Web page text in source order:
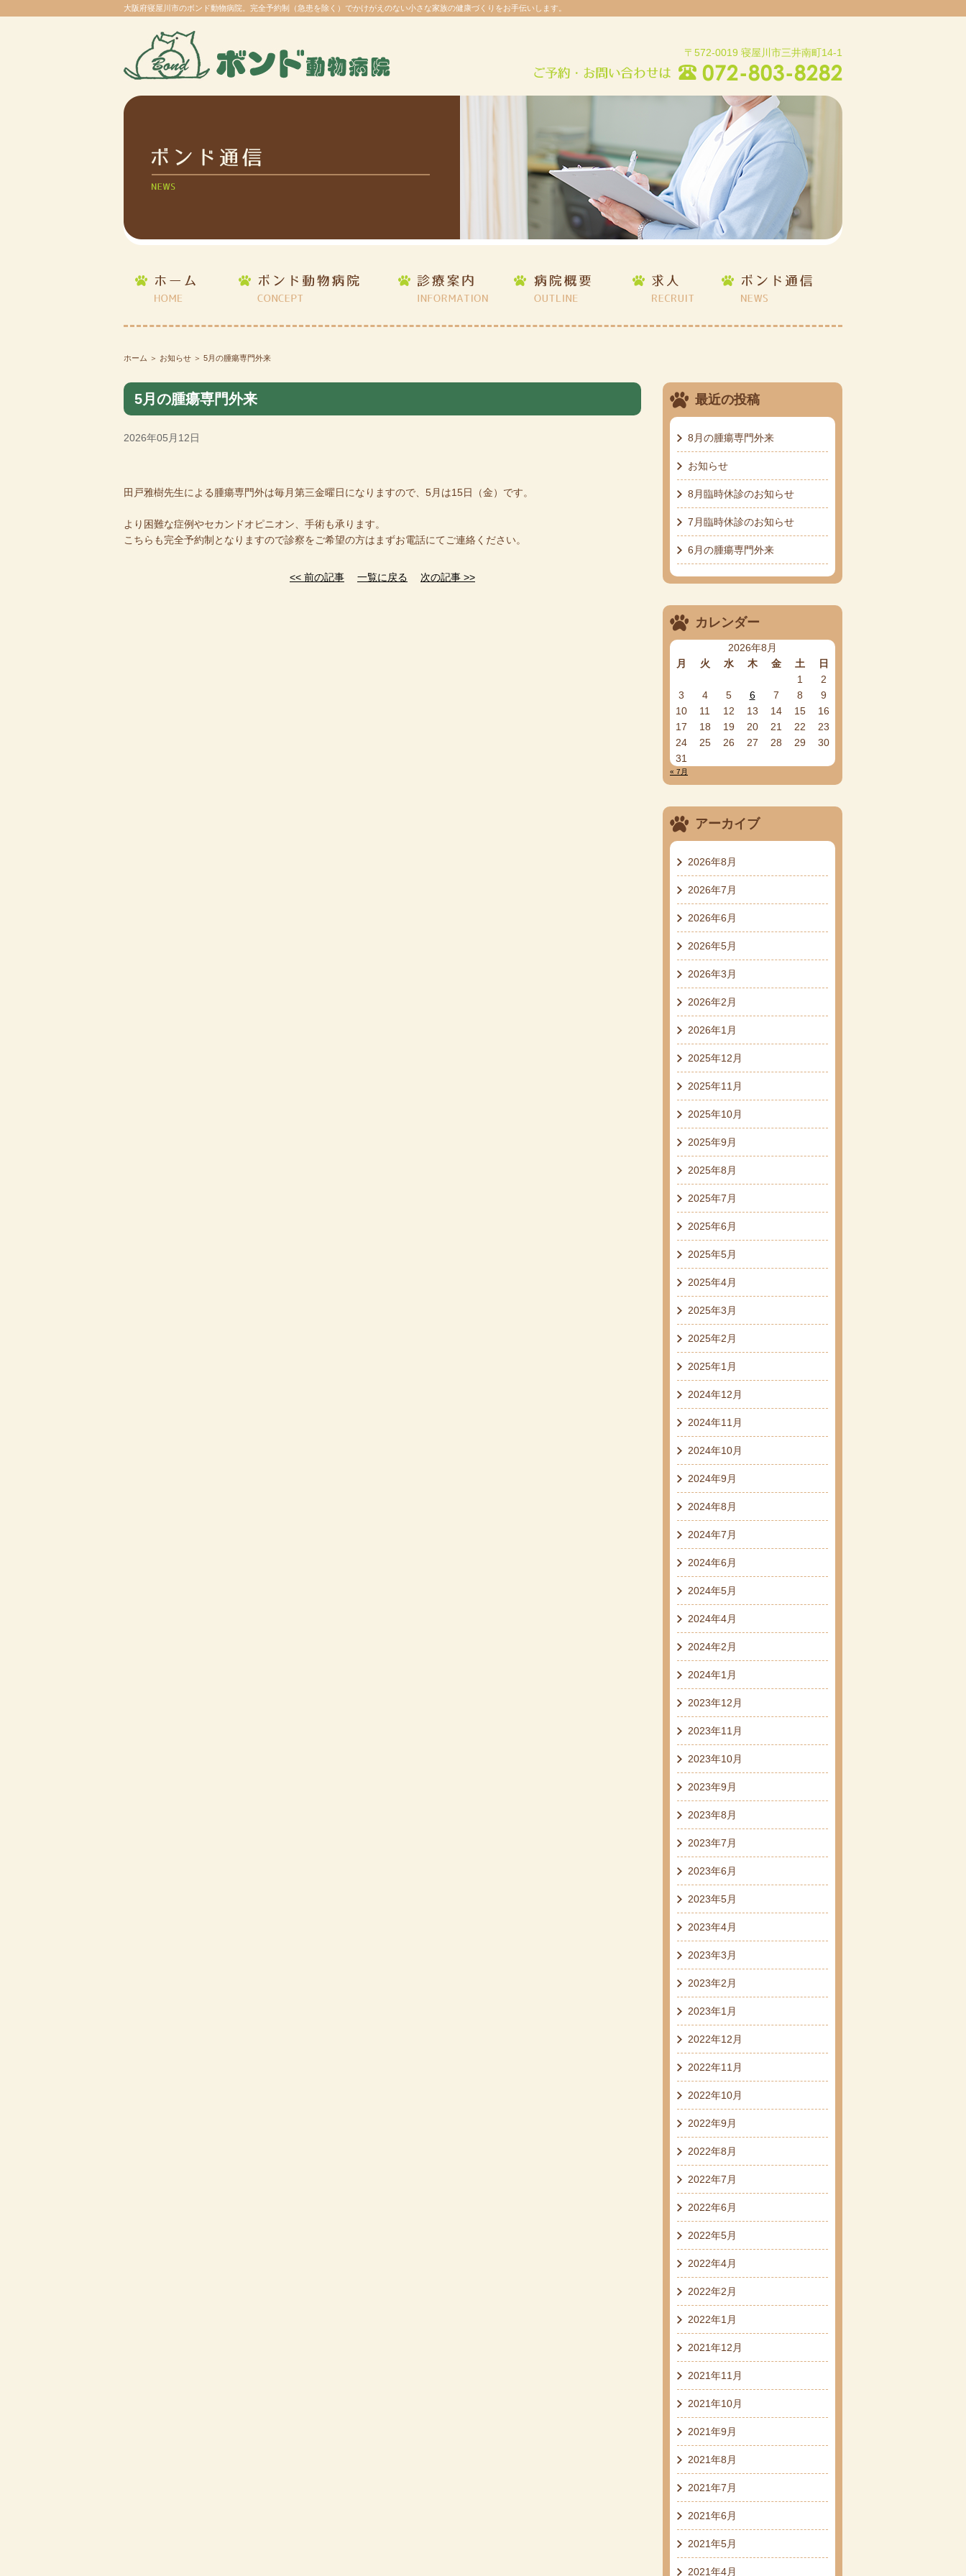
大阪府寝屋川市のボンド動物病院。完全予約制（急患を除く）でかけがえのない小さな家族の健康づくりをお手伝いします。
〒572-0019 寝屋川市三井南町14-1
ホーム ＞ お知らせ ＞ 5月の腫瘍専門外来
5月の腫瘍専門外来
2026年05月12日
田戸雅樹先生による腫瘍専門外は毎月第三金曜日になりますので、5月は15日（金）です。
より困難な症例やセカンドオピニオン、手術も承ります。
こちらも完全予約制となりますので診察をご希望の方はまずお電話にてご連絡ください。
<< 前の記事 一覧に戻る 次の記事 >>
最近の投稿
8月の腫瘍専門外来
お知らせ
8月臨時休診のお知らせ
7月臨時休診のお知らせ
6月の腫瘍専門外来
カレンダー
2026年8月
月
火 水 木 金 土
日
1
2
3
4 5 6 7 8
9
10
11 12 13 14 15
16
17
18 19 20 21 22
23
24
25 26 27 28 29
30
31
« 7月
アーカイブ
2026年8月
2026年7月
2026年6月
2026年5月
2026年3月
2026年2月
2026年1月
2025年12月
2025年11月
2025年10月
2025年9月
2025年8月
2025年7月
2025年6月
2025年5月
2025年4月
2025年3月
2025年2月
2025年1月
2024年12月
2024年11月
2024年10月
2024年9月
2024年8月
2024年7月
2024年6月
2024年5月
2024年4月
2024年2月
2024年1月
2023年12月
2023年11月
2023年10月
2023年9月
2023年8月
2023年7月
2023年6月
2023年5月
2023年4月
2023年3月
2023年2月
2023年1月
2022年12月
2022年11月
2022年10月
2022年9月
2022年8月
2022年7月
2022年6月
2022年5月
2022年4月
2022年2月
2022年1月
2021年12月
2021年11月
2021年10月
2021年9月
2021年8月
2021年7月
2021年6月
2021年5月
2021年4月